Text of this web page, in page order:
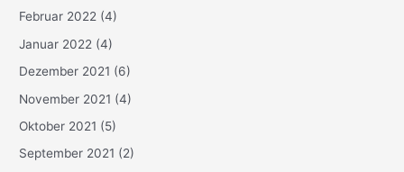
Februar 2022 (4)
Januar 2022 (4)
Dezember 2021 (6)
November 2021 (4)
Oktober 2021 (5)
September 2021 (2)